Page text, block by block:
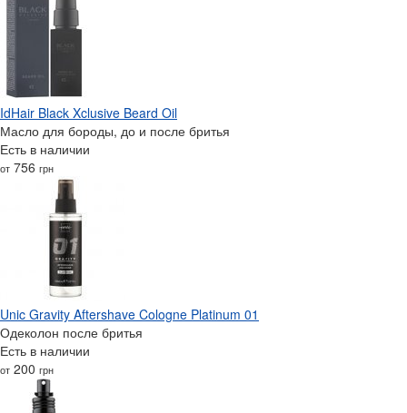
IdHair Black Xclusive Beard Oil
Масло для бороды, до и после бритья
Есть в наличии
от 756 грн
Unic Gravity Aftershave Cologne Platinum 01
Одеколон после бритья
Есть в наличии
от 200 грн